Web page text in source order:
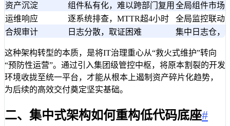
资产沉淀
组件私有化，难以跨部门复用 全局组件市场
运维响应
逐系统排查，MTTR超4小时
全局监控联动
合规审计
日志分散，取证困难 集中日志仓，
这种架构转型的本质，是将IT治理重心从“救火式维护”转向
“预防性运营”。通过引入集团级管控中枢，将原本割裂的开发
环境收拢至统一平台，才能从根本上遏制资产碎片化趋势，
为后续的高效交付奠定坚实基础。
二、集中式架构如何重构低代码底座#